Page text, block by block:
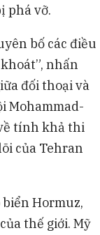
phá vỡ.
bố các điều
nhấn
đối thoại và
Mohammad-
tính khả thi
của Tehran
Hormuz,
thế giới. Mỹ